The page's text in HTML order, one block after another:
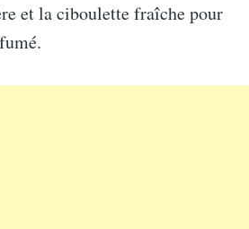
et la ciboulette fraîche pour